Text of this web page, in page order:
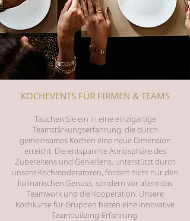
KOCHEVENTS FÜR FIRMEN & TEAMS
Tauchen Sie ein in eine einzigartige
Teamstärkungserfahrung, die durch
gemeinsames Kochen eine neue Dimension
erreicht. Die entspannte Atmosphäre des
Zubereitens und Genießens, unterstützt durch
unsere Kochmoderatoren, fördert nicht nur den
kulinarischen Genuss, sondern vor allem das
Teamwork und die Kooperation. Unsere
Kochkurse für Gruppen bieten eine innovative
Teambuilding-Erfahrung.